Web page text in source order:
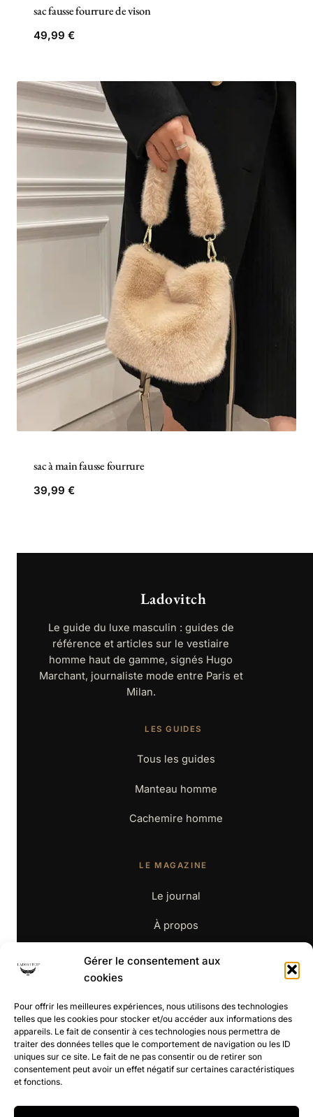
Gérer le consentement aux
cookies
Pour offrir les meilleures expériences, nous utilisons des technologies
telles que les cookies pour stocker et/ou accéder aux informations des
appareils. Le fait de consentir à ces technologies nous permettra de
traiter des données telles que le comportement de navigation ou les ID
uniques sur ce site. Le fait de ne pas consentir ou de retirer son
consentement peut avoir un effet négatif sur certaines caractéristiques
et fonctions.
sac fausse fourrure de vison
49,99€
sac à main fausse fourrure
39,99€
Ladovitch
Le guide du luxe masculin : guides de
référence et articles sur le vestiaire
homme haut de gamme, signés Hugo
Marchant, journaliste mode entre Paris et
Milan.
LES GUIDES
Tous les guides
Manteau homme
Cachemire homme
LE MAGAZINE
Le journal
À propos
Contact
BOUTIQUE
La boutique
CGV